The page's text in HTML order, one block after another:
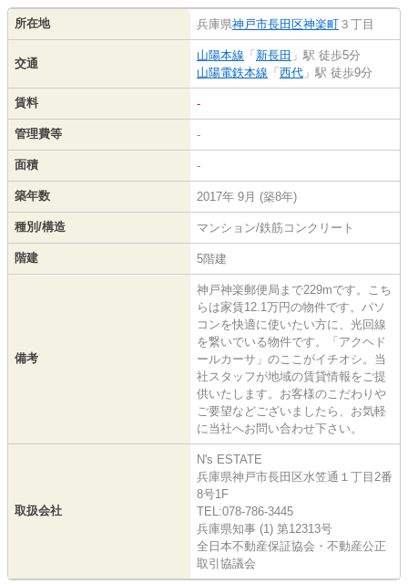
所在地 兵庫県神戸市長田区神楽町 ３丁目
交通
山陽本線 「 新長田 」駅 徒歩5分
山陽電鉄本線 「 西代 」駅 徒歩9分
賃料 -
管理費等 -
面積 -
築年数 2017年 9月 (築8年)
種別/構造 マンション/鉄筋コンクリート
階建 5階建
備考
神戸神楽郵便局まで229mです。こち
らは家賃12.1万円の物件です。パソ
コンを快適に使いたい方に、光回線
を繋いでいる物件です。「アクヘド
ールカーサ」のここがイチオシ。当
社スタッフが地域の賃貸情報をご提
供いたします。お客様のこだわりや
ご要望などございましたら、お気軽
に当社へお問い合わせ下さい。
取扱会社
N's ESTATE
兵庫県神戸市長田区水笠通１丁目2番
8号1F
TEL:078-786-3445
兵庫県知事 (1) 第12313号
全日本不動産保証協会・不動産公正
取引協議会